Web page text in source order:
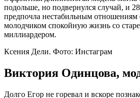
подольше, но подвернулся случай, и
предпочла нестабильным
молодчиком спокойную жизнь со
миллиардером.
Ксения Дели. Фото: Инстаграм
Виктория Одинцова,
Долго Егор не горевал и вскоре